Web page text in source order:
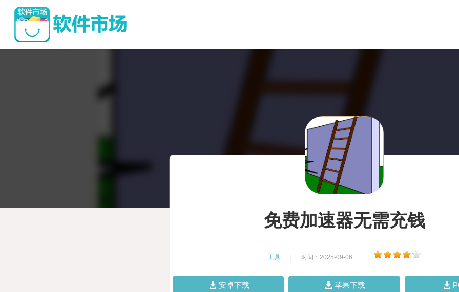
免费加速器无需充钱
工具 时间：2025-09-06
安卓下载 苹果下载